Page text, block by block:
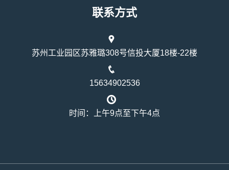
联系方式
苏州工业园区苏雅璐308号信投大厦18楼-22楼
15634902536
时间：上午9点至下午4点